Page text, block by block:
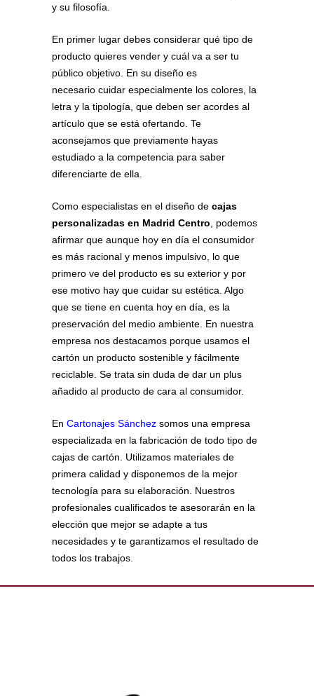
y su filosofía.
En primer lugar debes considerar qué tipo de
producto quieres vender y cuál va a ser tu
público objetivo. En su diseño es
necesario cuidar especialmente los colores, la
letra y la tipología, que deben ser acordes al
artículo que se está ofertando. Te
aconsejamos que previamente hayas
estudiado a la competencia para saber
diferenciarte de ella.
Como especialistas en el diseño de cajas
personalizadas en Madrid Centro , podemos
afirmar que aunque hoy en día el consumidor
es más racional y menos impulsivo, lo que
primero ve del producto es su exterior y por
ese motivo hay que cuidar su estética. Algo
que se tiene en cuenta hoy en día, es la
preservación del medio ambiente. En nuestra
empresa nos destacamos porque usamos el
cartón un producto sostenible y fácilmente
reciclable. Se trata sin duda de dar un plus
añadido al producto de cara al consumidor.
En Cartonajes Sánchez somos una empresa
especializada en la fabricación de todo tipo de
cajas de cartón. Utilizamos materiales de
primera calidad y disponemos de la mejor
tecnología para su elaboración. Nuestros
profesionales cualificados te asesorarán en la
elección que mejor se adapte a tus
necesidades y te garantizamos el resultado de
todos los trabajos.